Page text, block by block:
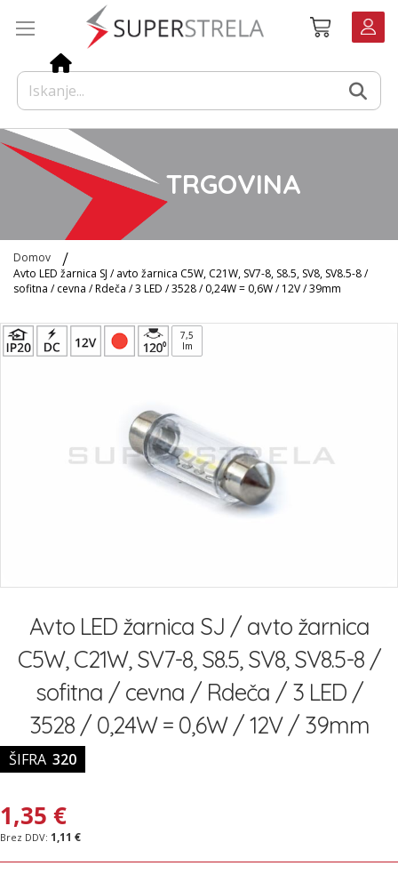
Košarica
TRGOVINA
Domov
Avto LED žarnica SJ / avto žarnica C5W, C21W, SV7-8, S8.5, SV8, SV8.5-8 /
sofitna / cevna / Rdeča / 3 LED / 3528 / 0,24W = 0,6W / 12V / 39mm
Preskoči
na
7,5
lm
začetek
galerije
Avto LED žarnica SJ / avto žarnica
C5W, C21W, SV7-8, S8.5, SV8, SV8.5-8 /
sofitna / cevna / Rdeča / 3 LED /
3528 / 0,24W = 0,6W / 12V / 39mm
ŠIFRA 320
1,35 €
1,11 €